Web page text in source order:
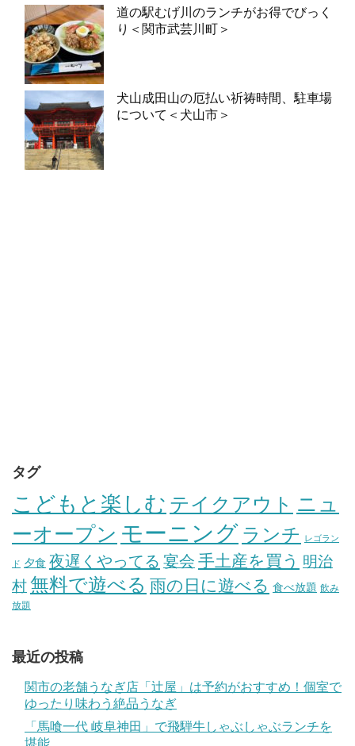
道の駅むげ川のランチがお得でびっく
り＜関市武芸川町＞
犬山成田山の厄払い祈祷時間、駐車場
について＜犬山市＞
タグ
こどもと楽しむ テイクアウト ニュ
ーオープン モーニング ランチ レゴラン
ド 夕食 夜遅くやってる 宴会 手土産を買う 明治
村無料で遊べる 雨の日に遊べる 食べ放題 飲み
放題
最近の投稿
関市の老舗うなぎ店「辻屋」は予約がおすすめ！個室で
ゆったり味わう絶品うなぎ
「馬喰一代 岐阜神田」で飛騨牛しゃぶしゃぶランチを
堪能